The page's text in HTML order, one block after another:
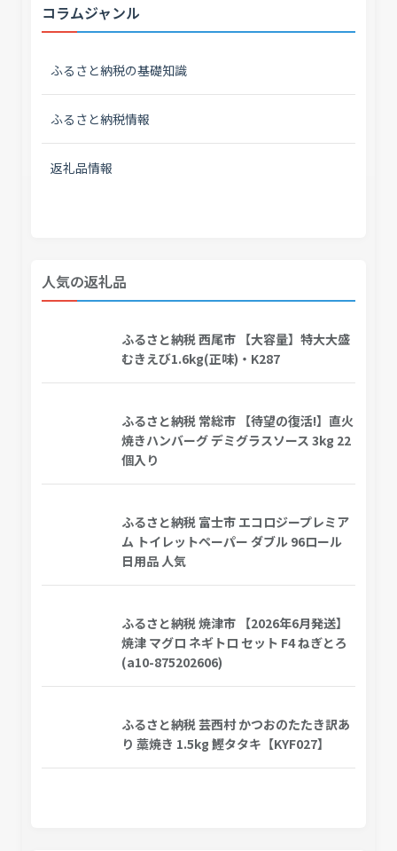
コラムジャンル
ふるさと納税の基礎知識
ふるさと納税情報
返礼品情報
人気の返礼品
ふるさと納税 西尾市 【大容量】特大大盛
むきえび1.6kg(正味)・K287
ふるさと納税 常総市 【待望の復活!】直火
焼きハンバーグ デミグラスソース 3kg 22
個入り
ふるさと納税 富士市 エコロジープレミア
ム トイレットペーパー ダブル 96ロール
日用品 人気
ふるさと納税 焼津市 【2026年6月発送】
焼津 マグロ ネギトロ セット F4 ねぎとろ
(a10-875202606)
ふるさと納税 芸西村 かつおのたたき訳あ
り 藁焼き 1.5kg 鰹タタキ【KYF027】